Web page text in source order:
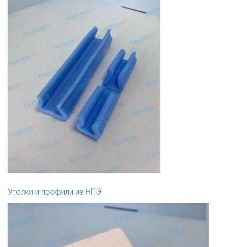
Уголки и профили из НПЭ